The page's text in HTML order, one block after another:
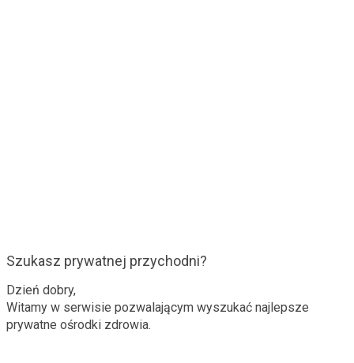
Szukasz prywatnej przychodni?
Dzień dobry,
Witamy w serwisie pozwalającym wyszukać najlepsze
prywatne ośrodki zdrowia.